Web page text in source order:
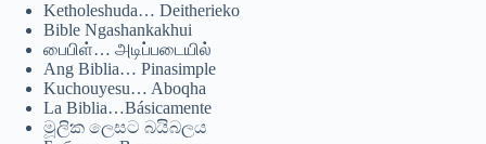
Ketholeshuda… Deitherieko
Bible Ngashankakhui
பைபிள்… அடிப்படையில்
Ang Biblia… Pinasimple
Kuchouyesu… Aboqha
La Biblia…Básicamente
මූලික ලෙසට බයිබලය